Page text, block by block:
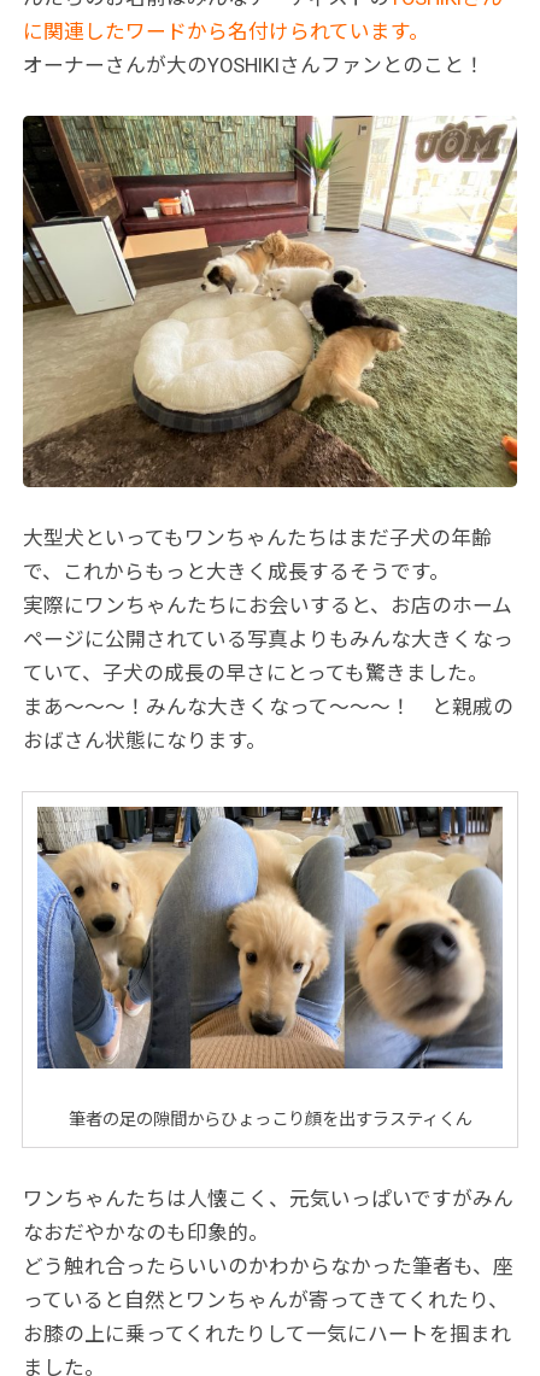
に関連したワードから名付けられています。
オーナーさんが大のYOSHIKIさんファンとのこと！
大型犬といってもワンちゃんたちはまだ子犬の年齢
で、これからもっと大きく成長するそうです。
実際にワンちゃんたちにお会いすると、お店のホーム
ページに公開されている写真よりもみんな大きくなっ
ていて、子犬の成長の早さにとっても驚きました。
まあ～～～！みんな大きくなって～～～！ と親戚の
おばさん状態になります。
筆者の足の隙間からひょっこり顔を出すラスティくん
ワンちゃんたちは人懐こく、元気いっぱいですがみん
なおだやかなのも印象的。
どう触れ合ったらいいのかわからなかった筆者も、座
っていると自然とワンちゃんが寄ってきてくれたり、
お膝の上に乗ってくれたりして一気にハートを掴まれ
ました。